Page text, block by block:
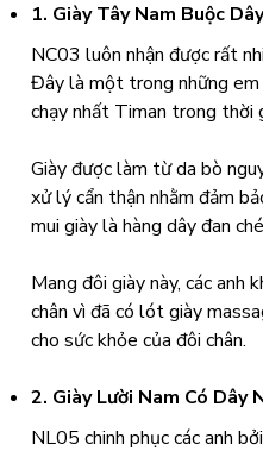
1. Giày Tây Nam Buộc
NC03 luôn nhận được rất
Đây là một trong những em
chạy nhất Timan trong thời
Giày được làm từ da bò
xử lý cẩn thận nhằm đảm
mui giày là hàng dây đan
Mang đôi giày này, các anh
chân vì đã có lót giày
cho sức khỏe của đôi chân.
2. Giày Lười Nam Có Dây
NL05 chinh phục các anh